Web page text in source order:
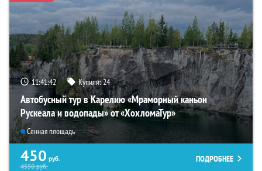
11:41:40 Купили:24
Автобусный тур в Карелию «Мраморный каньон
Рускеала и водопады» от «ХохломаТур»
Сенная площадь
450 руб.
4550руб.
ПОДРОБНЕЕ